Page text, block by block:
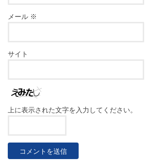
メール ※
サイト
上に表示された文字を入力してください。